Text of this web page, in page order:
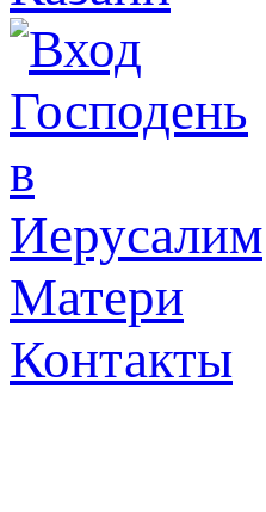
Матери
Контакты